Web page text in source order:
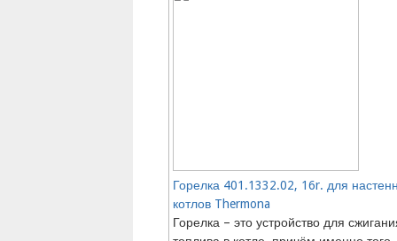
Горелка 401.1332.02, 16r. для
котлов Thermona
Горелка – это устройство для